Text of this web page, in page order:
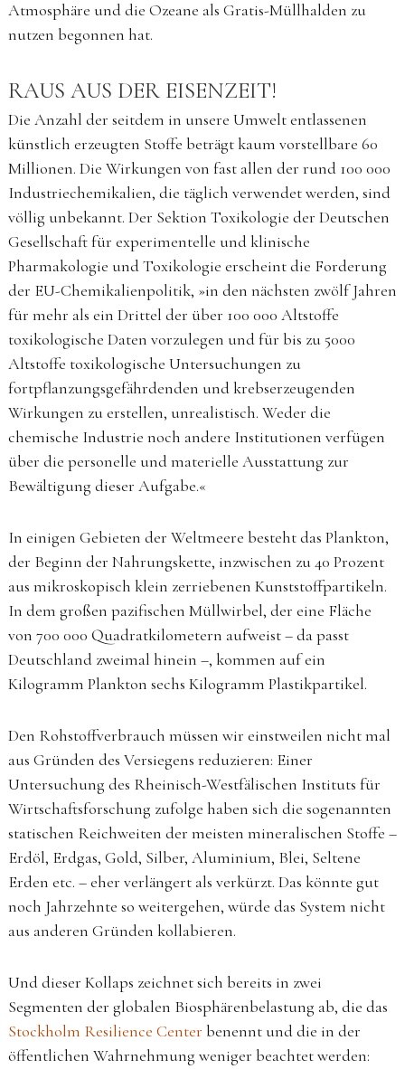
Atmosphäre und die Ozeane als Gratis-Müllhalden zu
nutzen begonnen hat.
RAUS AUS DER EISENZEIT!
Die Anzahl der seitdem in unsere Umwelt entlassenen
künstlich erzeugten Stoffe beträgt kaum vorstellbare 60
Millionen. Die Wirkungen von fast allen der rund 100 000
Industriechemikalien, die täglich verwendet werden, sind
völlig unbekannt. Der Sektion Toxikologie der Deutschen
Gesellschaft für experimentelle und klinische
Pharmakologie und Toxikologie erscheint die Forderung
der EU-Chemikalienpolitik, »in den nächsten zwölf Jahren
für mehr als ein Drittel der über 100 000 Altstoffe
toxikologische Daten vorzulegen und für bis zu 5000
Altstoffe toxikologische Untersuchungen zu
fortpflanzungsgefährdenden und krebserzeugenden
Wirkungen zu erstellen, unrealistisch. Weder die
chemische Industrie noch andere Institutionen verfügen
über die personelle und materielle Ausstattung zur
Bewältigung dieser Aufgabe.«
In einigen Gebieten der Weltmeere besteht das Plankton,
der Beginn der Nahrungskette, inzwischen zu 40 Prozent
aus mikroskopisch klein zerriebenen Kunststoffpartikeln.
In dem großen pazifischen Müllwirbel, der eine Fläche
von 700 000 Quadratkilometern aufweist – da passt
Deutschland zweimal hinein –, kommen auf ein
Kilogramm Plankton sechs Kilogramm Plastikpartikel.
Den Rohstoffverbrauch müssen wir einstweilen nicht mal
aus Gründen des Versiegens reduzieren: Einer
Untersuchung des Rheinisch-Westfälischen Instituts für
Wirtschaftsforschung zufolge haben sich die sogenannten
statischen Reichweiten der meisten mineralischen Stoffe –
Erdöl, Erdgas, Gold, Silber, Aluminium, Blei, Seltene
Erden etc. – eher verlängert als verkürzt. Das könnte gut
noch Jahrzehnte so weitergehen, würde das System nicht
aus anderen Gründen kollabieren.
Und dieser Kollaps zeichnet sich bereits in zwei
Segmenten der globalen Biosphärenbelastung ab, die das
Stockholm Resilience Center benennt und die in der
öffentlichen Wahrnehmung weniger beachtet werden: